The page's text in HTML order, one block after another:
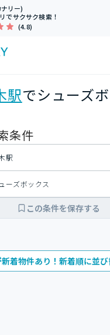
リー)
でサクサク検索！
(4.8)
駅でシューズ
条件
駅
ーズボックス
この条件を保存する
新着物件あり！新着順に並び